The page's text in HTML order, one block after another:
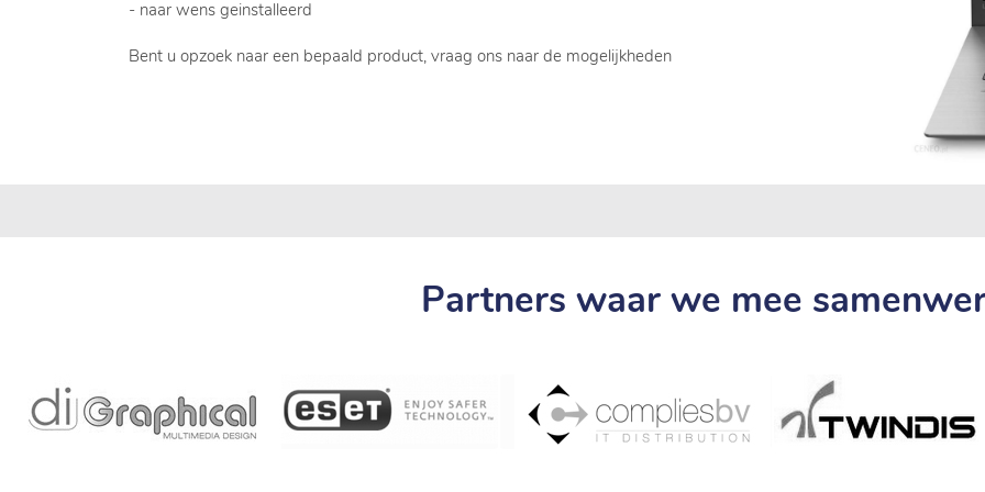
- naar wens geinstalleerd
Bent u opzoek naar een bepaald product, vraag ons naar de mogelijkheden
Partners waar we mee